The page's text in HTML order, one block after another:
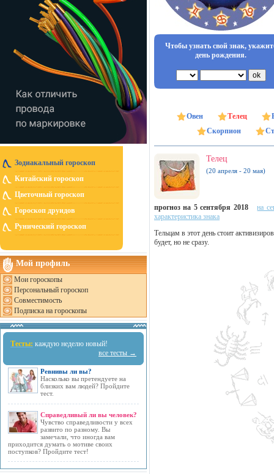
Зодиакальный гороскоп
Китайский гороскоп
Цветочный гороскоп
Гороскоп друидов
Рунический гороскоп
Мой профиль
Мои гороскопы
Персональный гороскоп
Совместимость
Подписка на гороскопы
Тесты: каждую неделю новый!
все тесты →
Ревнивы ли вы?
Насколько вы претендуете на
близких вам людей? Пройдите
тест.
Справедливый ли вы человек?
Чувство справедливости у всех
развито по разному. Вы
замечали, что иногда вам
приходится думать о мотиве своих
поступков? Пройдите тест!
Чтобы узнать свой знак,
день рождения.
Овен Телец
Скорпион
Телец
(20 апреля - 20 мая)
прогноз на 5 сентября 2018
на
характеристика знака
Тельцам в этот день стоит
будет, но не сразу.